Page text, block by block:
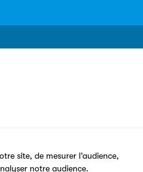
site, de mesurer l’audience,
notre audience.